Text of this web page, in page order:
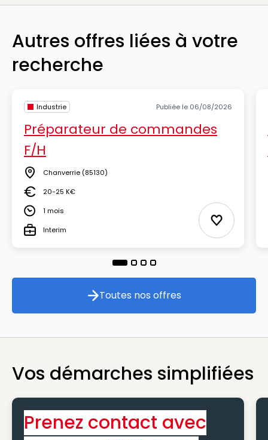
Autres offres liées à votre
recherche
Industrie Publiée le 06/08/2026
Préparateur de commandes
F/H
Lieu Chanverrie (85130)
Salaire20-25 K€
Durée1 mois
TypeInterim Ajouter
Toutes nos offres
Toutes nos offres
Vos démarches simplifiées
Prenez contact avec